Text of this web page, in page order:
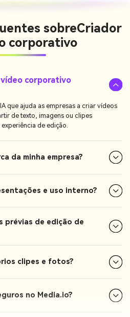
sobreCriador
corporativo
corporativo
que ajuda as empresas a criar vídeos
de texto, imagens ou clipes
de edição.
da minha empresa?
e uso interno?
prévias de edição de
clipes e fotos?
no Media.io?